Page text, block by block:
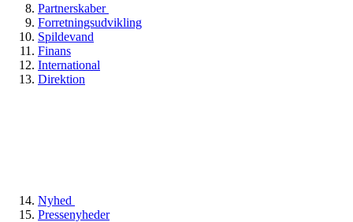
Partnerskaber
Forretningsudvikling
Spildevand
Finans
International
Direktion
Nyhed
Pressenyheder